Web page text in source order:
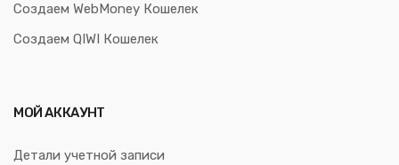
Создаем WebMoney Кошелек
Создаем QIWI Кошелек
МОЙ АККАУНТ
Детали учетной записи